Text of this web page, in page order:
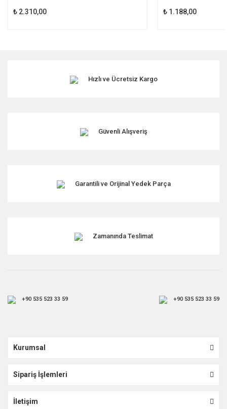
₺ 2.310,00 ₺ 1.188,00
Hızlı ve Ücretsiz Kargo
Güvenli Alışveriş
Garantili ve Orijinal Yedek Parça
Zamanında Teslimat
+90 535 523 33 59 +90 535 523 33 59
Kurumsal
Sipariş İşlemleri
İletişim